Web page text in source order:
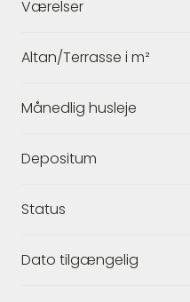
Værelser
Altan/Terrasse i m²
Månedlig husleje
Depositum
Status
Dato tilgængelig